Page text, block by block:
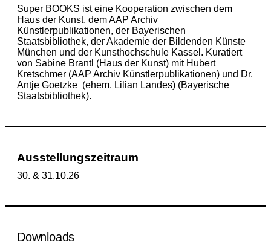
Super BOOKS ist eine Kooperation zwischen dem
Haus der Kunst, dem AAP Ar­chiv
Künstlerpublikationen, der Bayerischen
Staatsbibliothek, der Akademie der Bil­den­den Künste
München und der Kunsthochschule Kassel. Kuratiert
von Sabine Brantl (Haus der Kunst) mit Hubert
Kretschmer (AAP Archiv Künstlerpublikationen) und Dr.
Antje Goetzke (ehem. Lilian Landes) (Bayerische
Staats­bibliothek).
Ausstellungszeitraum
30. & 31.10.26
Downloads